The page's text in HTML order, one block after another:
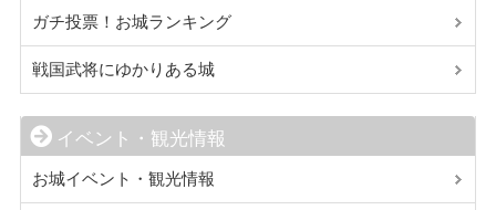
ガチ投票！お城ランキング
戦国武将にゆかりある城
イベント・観光情報
お城イベント・観光情報